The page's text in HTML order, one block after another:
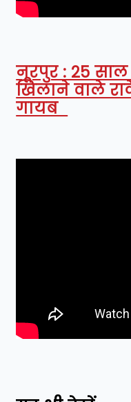
नूरपुर : 25
खिलाने वाले
गायब